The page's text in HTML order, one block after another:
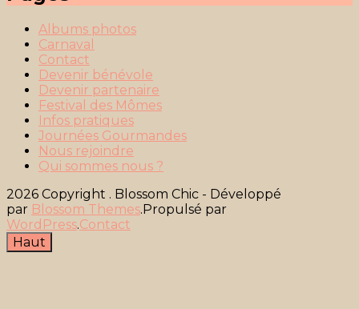
Albums photos
Carnaval
Contact
Devenir bénévole
Devenir partenaire
Festival des Mômes
Infos pratiques
Journées Gourmandes
Nous rejoindre
Qui sommes nous ?
2026 Copyright . Blossom Chic - Développé
par Blossom Themes.Propulsé par
WordPress.Contact
Haut